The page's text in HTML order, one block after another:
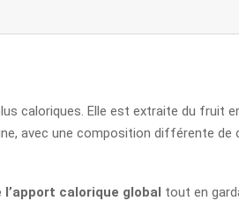
caloriques. Elle est extraite du fruit
avec une composition différente de
l’apport calorique global tout en